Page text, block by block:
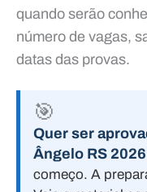
quando serão
número de vagas,
datas das provas.
🎯
Quer ser
Ângelo RS
começo. A